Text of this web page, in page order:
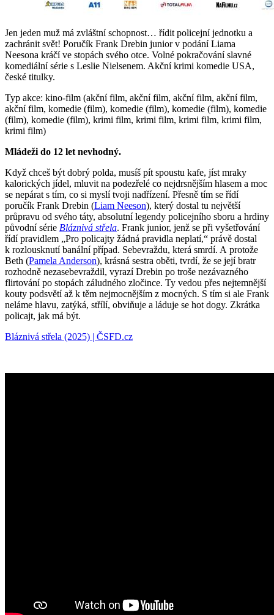
Jen jeden muž má zvláštní schopnost… řídit policejní jednotku a
zachránit svět! Poručík Frank Drebin junior v podání Liama
Neesona kráčí ve stopách svého otce. Volné pokračování slavné
komediální série s Leslie Nielsenem. Akční krimi komedie USA,
české titulky.
Typ akce: kino-film (akční film, akční film, akční film, akční film,
akční film, komedie (film), komedie (film), komedie (film), komedie
(film), komedie (film), krimi film, krimi film, krimi film, krimi film,
krimi film)
Mládeži do 12 let nevhodný.
Když chceš být dobrý polda, musíš pít spoustu kafe, jíst mraky
kalorických jídel, mluvit na podezřelé co nejdrsnějším hlasem a moc
se nepárat s tím, co si myslí tvoji nadřízení. Přesně tím se řídí
poručík Frank Drebin (Liam Neeson), který dostal tu největší
průpravu od svého táty, absolutní legendy policejního sboru a hrdiny
původní série Bláznivá střela. Frank junior, jenž se při vyšetřování
řídí pravidlem „Pro policajty žádná pravidla neplatí,“ právě dostal
k rozlousknutí banální případ. Sebevraždu, která smrdí. A protože
Beth (Pamela Anderson), krásná sestra oběti, tvrdí, že se její bratr
rozhodně nezasebevraždil, vyrazí Drebin po troše nezávazného
flirtování po stopách záludného zločince. Ty vedou přes nejtemnější
kouty podsvětí až k těm nejmocnějším z mocných. S tím si ale Frank
neláme hlavu, zatýká, střílí, obviňuje a láduje se hot dogy. Zkrátka
policajt, jak má být.
Bláznivá střela (2025) | ČSFD.cz